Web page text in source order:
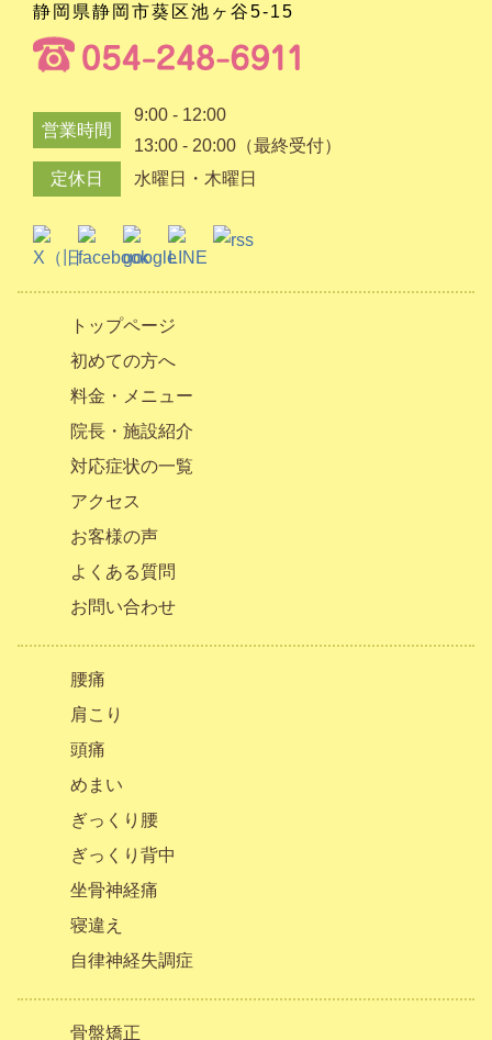
静岡県静岡市葵区池ヶ谷5-15
営業時間
9:00 - 12:00
13:00 - 20:00（最終受付）
定休日
水曜日・木曜日
トップページ
初めての方へ
料金・メニュー
院長・施設紹介
対応症状の一覧
アクセス
お客様の声
よくある質問
お問い合わせ
腰痛
肩こり
頭痛
めまい
ぎっくり腰
ぎっくり背中
坐骨神経痛
寝違え
自律神経失調症
骨盤矯正